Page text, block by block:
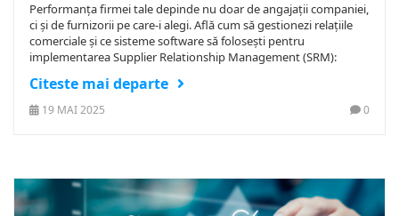
Performanța firmei tale depinde nu doar de angajații companiei,
ci și de furnizorii pe care-i alegi. Află cum să gestionezi relațiile
comerciale și ce sisteme software să folosești pentru
implementarea Supplier Relationship Management (SRM):
Citeste mai departe
19 MAI 2025 0